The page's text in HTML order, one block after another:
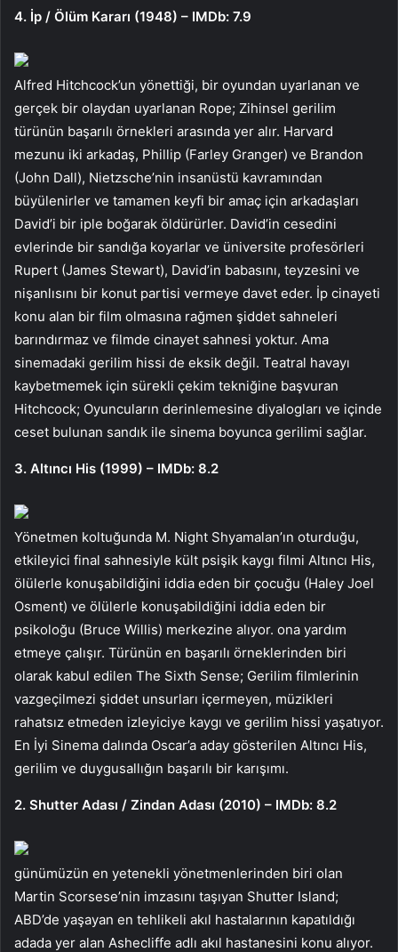
4. İp / Ölüm Kararı (1948) – IMDb: 7.9
Alfred Hitchcock’un yönettiği, bir oyundan uyarlanan ve
gerçek bir olaydan uyarlanan Rope; Zihinsel gerilim
türünün başarılı örnekleri arasında yer alır. Harvard
mezunu iki arkadaş, Phillip (Farley Granger) ve Brandon
(John Dall), Nietzsche’nin insanüstü kavramından
büyülenirler ve tamamen keyfi bir amaç için arkadaşları
David’i bir iple boğarak öldürürler. David’in cesedini
evlerinde bir sandığa koyarlar ve üniversite profesörleri
Rupert (James Stewart), David’in babasını, teyzesini ve
nişanlısını bir konut partisi vermeye davet eder. İp cinayeti
konu alan bir film olmasına rağmen şiddet sahneleri
barındırmaz ve filmde cinayet sahnesi yoktur. Ama
sinemadaki gerilim hissi de eksik değil. Teatral havayı
kaybetmemek için sürekli çekim tekniğine başvuran
Hitchcock; Oyuncuların derinlemesine diyalogları ve içinde
ceset bulunan sandık ile sinema boyunca gerilimi sağlar.
3. Altıncı His (1999) – IMDb: 8.2
Yönetmen koltuğunda M. Night Shyamalan’ın oturduğu,
etkileyici final sahnesiyle kült psişik kaygı filmi Altıncı His,
ölülerle konuşabildiğini iddia eden bir çocuğu (Haley Joel
Osment) ve ölülerle konuşabildiğini iddia eden bir
psikoloğu (Bruce Willis) merkezine alıyor. ona yardım
etmeye çalışır. Türünün en başarılı örneklerinden biri
olarak kabul edilen The Sixth Sense; Gerilim filmlerinin
vazgeçilmezi şiddet unsurları içermeyen, müzikleri
rahatsız etmeden izleyiciye kaygı ve gerilim hissi yaşatıyor.
En İyi Sinema dalında Oscar’a aday gösterilen Altıncı His,
gerilim ve duygusallığın başarılı bir karışımı.
2. Shutter Adası / Zindan Adası (2010) – IMDb: 8.2
günümüzün en yetenekli yönetmenlerinden biri olan
Martin Scorsese’nin imzasını taşıyan Shutter Island;
ABD’de yaşayan en tehlikeli akıl hastalarının kapatıldığı
adada yer alan Ashecliffe adlı akıl hastanesini konu alıyor.